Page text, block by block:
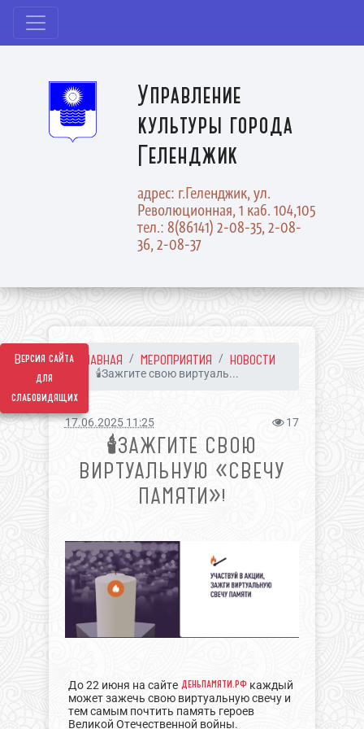
Версия сайта
для
слабовидящих
Управление
культуры города
Геленджик
адрес: г.Геленджик, ул.
Революционная, 1 каб. 104,105
тел.: 8(86141) 2-08-35, 2-08-
36, 2-08-37
ГЛАВНАЯ МЕРОПРИЯТИЯ НОВОСТИ
🕯Зажгите свою виртуаль...
17.06.2025 11:25 17
🕯ЗАЖГИТЕ СВОЮ
ВИРТУАЛЬНУЮ «СВЕЧУ
ПАМЯТИ»!
До 22 июня на сайтеденьпамяти.рф каждый
может зажечь свою виртуальную свечу и
тем самым почтить память героев
Великой Отечественной войны.